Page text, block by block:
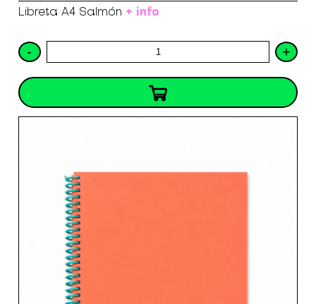
Libreta A4 Salmón + info
- +